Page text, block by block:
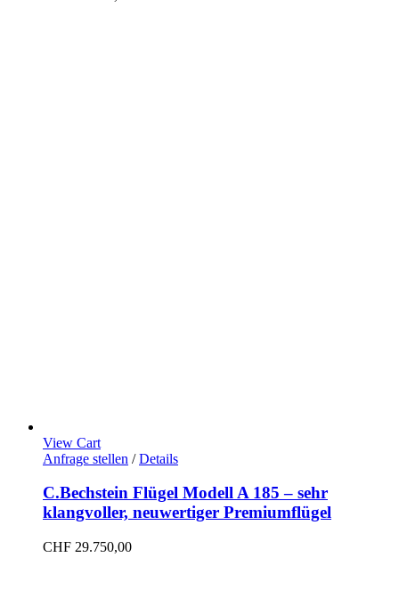
View Cart
Anfrage stellen / Details
C.Bechstein Flügel Modell A 185 – sehr
klangvoller, neuwertiger Premiumflügel
CHF 29.750,00